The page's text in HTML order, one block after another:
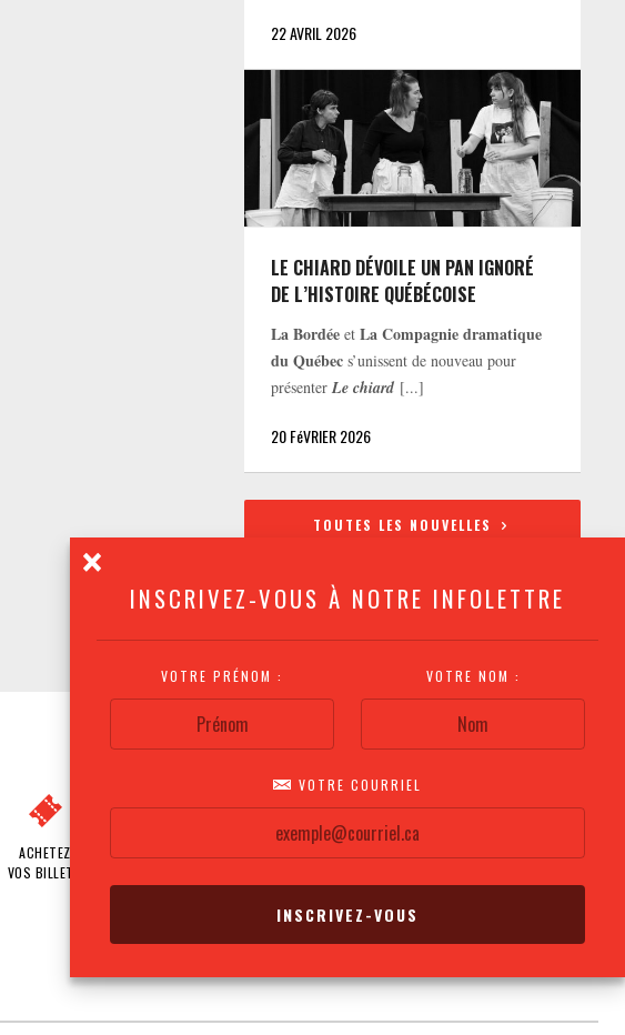
INSCRIVEZ-VOUS À NOTRE INFOLETTRE
VOTRE PRÉNOM : VOTRE NOM :
VOTRE COURRIEL
22 AVRIL 2026
LE CHIARD DÉVOILE UN PAN IGNORÉ
DE L’HISTOIRE QUÉBÉCOISE
La Bordée etLa Compagnie dramatique
du Québec s’unissent de nouveau pour
présenterLe chiard [...]
20 FéVRIER 2026
TOUTES LES NOUVELLES
ACHETEZ
VOS BILLETS